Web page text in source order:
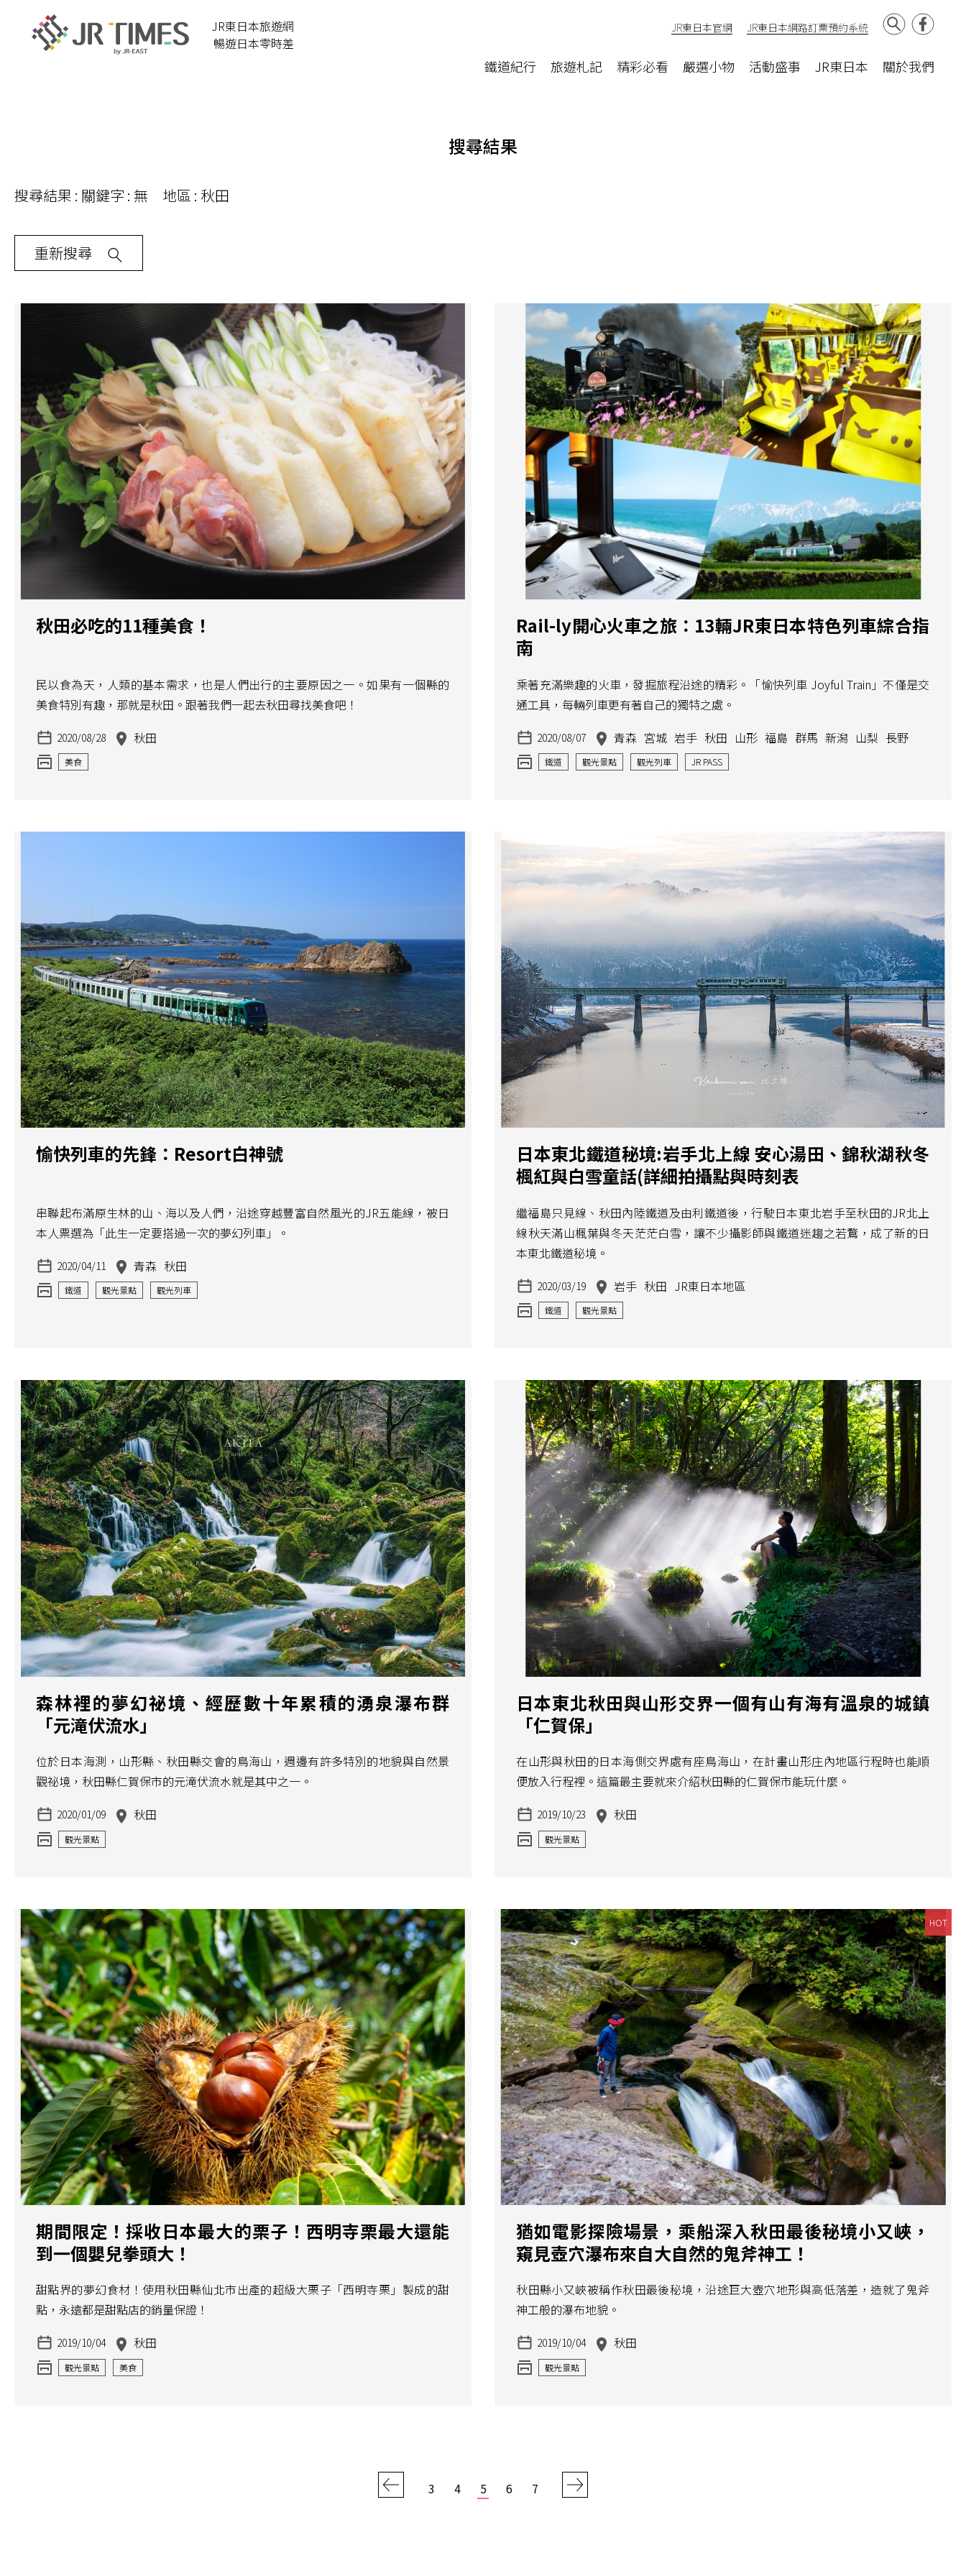
JR東日本旅遊網
暢遊日本零時差
鐵道紀行 旅遊札記 精彩必看 嚴選小物 活動盛事 JR東日本 關於我們
JR東日本官網 JR東日本網路訂票預約系統
搜尋結果
搜尋結果 : 關鍵字 : 無 地區 : 秋田
重新搜尋
秋田必吃的11種美食！
民以食為天，人類的基本需求，也是人們出行的主要原因之一。如果有一個縣的
美食特別有趣，那就是秋田。跟著我們一起去秋田尋找美食吧！
2020/08/28 秋田
美食
Rail-ly開心火車之旅：13輛JR東日本特色列車綜合指
南
乘著充滿樂趣的火車，發掘旅程沿途的精彩。「愉快列車 Joyful Train」不僅是交
通工具，每輛列車更有著自己的獨特之處。
2020/08/07 青森 宮城 岩手 秋田 山形 福島 群馬 新潟 山梨 長野
鐵道 觀光景點 觀光列車 JR PASS
愉快列車的先鋒：Resort白神號
串聯起布滿原生林的山、海以及人們，沿途穿越豐富自然風光的JR五能線，被日
本人票選為「此生一定要搭過一次的夢幻列車」。
2020/04/11 青森 秋田
鐵道 觀光景點 觀光列車
日本東北鐵道秘境:岩手北上線 安心湯田、錦秋湖秋冬
楓紅與白雪童話(詳細拍攝點與時刻表
繼福島只見線、秋田內陸鐵道及由利鐵道後，行駛日本東北岩手至秋田的JR北上
線秋天滿山楓葉與冬天茫茫白雪，讓不少攝影師與鐵道迷趨之若鶩，成了新的日
本東北鐵道秘境。
2020/03/19 岩手 秋田 JR東日本地區
鐵道 觀光景點
森林裡的夢幻祕境、經歷數十年累積的湧泉瀑布群
「元滝伏流水」
位於日本海測，山形縣、秋田縣交會的鳥海山，週邊有許多特別的地貌與自然景
觀祕境，秋田縣仁賀保市的元滝伏流水就是其中之一。
2020/01/09 秋田
觀光景點
日本東北秋田與山形交界一個有山有海有溫泉的城鎮
「仁賀保」
在山形與秋田的日本海側交界處有座鳥海山，在計畫山形庄內地區行程時也能順
便放入行程裡。這篇最主要就來介紹秋田縣的仁賀保市能玩什麼。
2019/10/23 秋田
觀光景點
期間限定！採收日本最大的栗子！西明寺栗最大還能
到一個嬰兒拳頭大！
甜點界的夢幻食材！使用秋田縣仙北市出產的超級大栗子「西明寺栗」製成的甜
點，永遠都是甜點店的銷量保證！
2019/10/04 秋田
觀光景點 美食
HOT
猶如電影探險場景，乘船深入秋田最後秘境小又峽，
窺見壺穴瀑布來自大自然的鬼斧神工！
秋田縣小又峽被稱作秋田最後秘境，沿途巨大壺穴地形與高低落差，造就了鬼斧
神工般的瀑布地貌。
2019/10/04 秋田
觀光景點
3 4 5 6 7